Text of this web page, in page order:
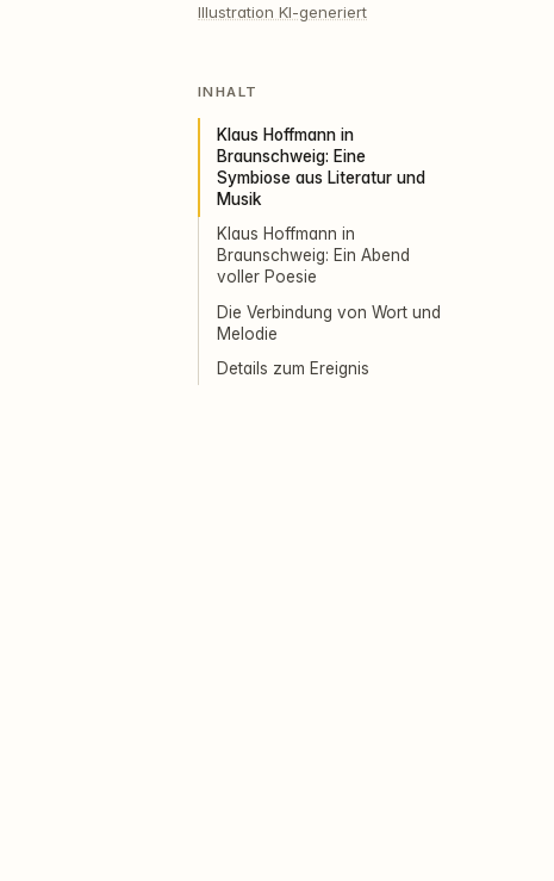
Illustration KI-generiert
INHALT
Klaus Hoffmann in
Braunschweig: Eine
Symbiose aus Literatur und
Musik
Klaus Hoffmann in
Braunschweig: Ein Abend
voller Poesie
Die Verbindung von Wort und
Melodie
Details zum Ereignis